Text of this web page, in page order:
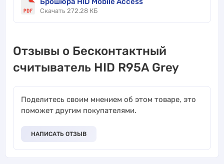
Скачать 272.28 КБ
Отзывы о Бесконтактный
считыватель HID R95A Grey
Поделитесь своим мнением об этом товаре, это
поможет другим покупателями.
НАПИСАТЬ ОТЗЫВ